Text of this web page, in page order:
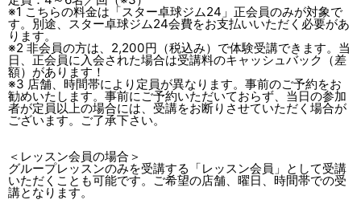
※1 こちらの料金は「スター卓球ジム24」正会員のみが対象で
す。別途、スター卓球ジム24会費をお支払いいただく必要があ
ります。
※2 非会員の方は、2,200円（税込み）で体験受講できます。当
日、正会員に入会された場合は受講料のキャッシュバック（差
額）があります！
※3 店舗、時間帯により定員が異なります。事前のご予約をお
勧めいたします。事前にご予約いただいておらず、当日の参加
者が定員以上の場合には、受講をお断りさせていただく場合が
ございます。ご了承下さい。
＜レッスン会員の場合＞
グループレッスンのみを受講する「レッスン会員」として受講
いただくことも可能です。ご希望の店舗、曜日、時間帯での受
講となります。